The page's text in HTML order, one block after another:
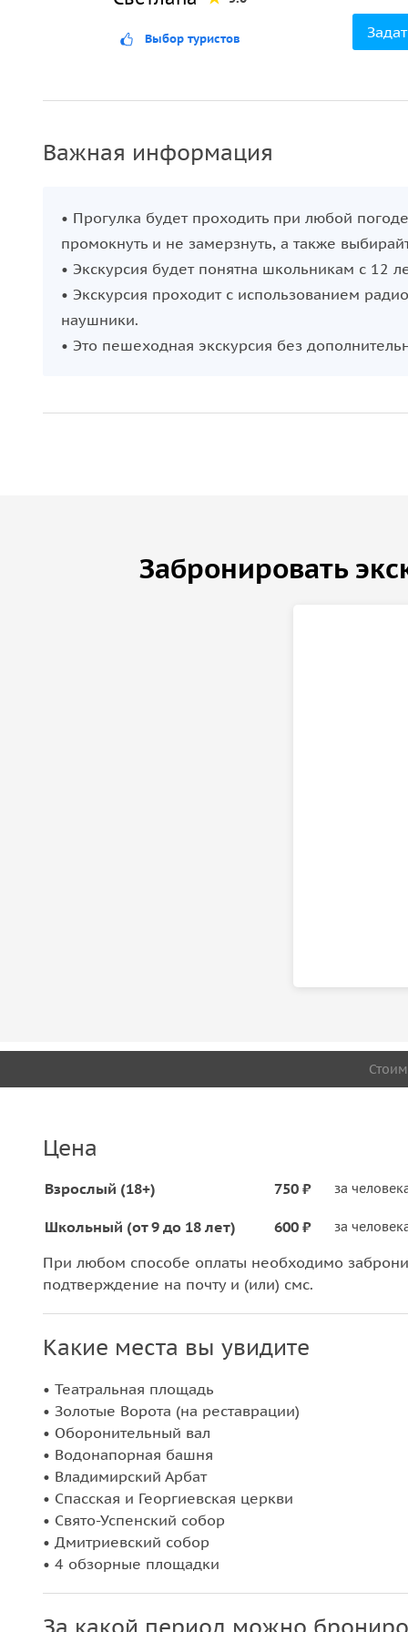
Выбор туристов
Важная информация
• Прогулка будет проходить при любой
промокнуть и не замерзнуть, а также
• Экскурсия будет понятна школьникам с 12
• Экскурсия проходит с использованием
наушники.
• Это пешеходная экскурсия без
Забронировать
Цена
Взрослый (18+) 750 ₽ за
Школьный (от 9 до 18 лет) 600 ₽ за
При любом способе оплаты необходимо
подтверждение на почту и (или) смс.
Какие места вы увидите
• Театральная площадь
• Золотые Ворота (на реставрации)
• Оборонительный вал
• Водонапорная башня
• Владимирский Арбат
• Спасская и Георгиевская церкви
• Свято-Успенский собор
• Дмитриевский собор
• 4 обзорные площадки